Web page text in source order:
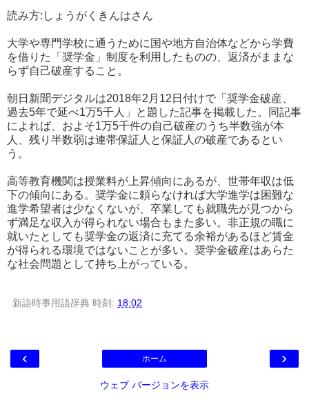
読み方:しょうがくきんはさん
大学や専門学校に通うために国や地方自治体などから学費
を借りた「奨学金」制度を利用したものの、返済がままな
らず自己破産すること。
朝日新聞デジタルは2018年2月12日付けで「奨学金破産、
過去5年で延べ1万5千人」と題した記事を掲載した。同記事
によれば、およそ1万5千件の自己破産のうち半数強が本
人、残り半数弱は連帯保証人と保証人の破産であるとい
う。
高等教育機関は授業料が上昇傾向にあるが、世帯年収は低
下の傾向にある。奨学金に頼らなければ大学進学は困難な
進学希望者は少なくないが、卒業しても就職先が見つから
ず満足な収入が得られない場合もまた多い。非正規の職に
就いたとしても奨学金の返済に充てる余裕があるほど賃金
が得られる環境ではないことが多い。奨学金破産はあらた
な社会問題として持ち上がっている。
新語時事用語辞典 時刻: 18:02
‹ ›
ホーム
ウェブ バージョンを表示